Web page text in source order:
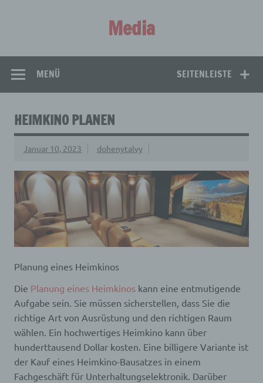
Media
SEITENLEISTE
MENÜ
HEIMKINO PLANEN
Januar 10, 2023 dohenytalvy
Planung eines Heimkinos
Die Planung eines Heimkinos kann eine entmutigende
Aufgabe sein. Sie müssen sicherstellen, dass Sie die
richtige Art von Ausrüstung und den richtigen Raum
wählen. Ein hochwertiges Heimkino kann über
hunderttausend Dollar kosten. Eine billigere Variante ist
der Kauf eines Heimkino-Bausatzes in einem
Fachgeschäft für Unterhaltungselektronik. Darüber